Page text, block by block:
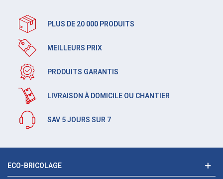
PLUS DE 20 000 PRODUITS
MEILLEURS PRIX
PRODUITS GARANTIS
LIVRAISON À DOMICILE OU CHANTIER
SAV 5 JOURS SUR 7
ECO-BRICOLAGE